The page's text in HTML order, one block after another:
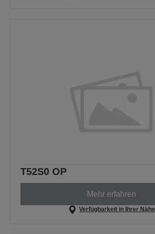
T52S0 OP
Mehr erfahren
Verfügbarkeit in Ihrer Nähe